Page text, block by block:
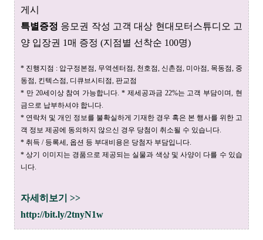
게시
특별증정 응모권 작성 고객 대상 현대모터스튜디오 고
양 입장권 1매 증정 (지점별 선착순 100명)
* 진행지점 : 압구정본점, 무역센터점, 천호점, 신촌점, 미아점, 목동점, 중
동점, 킨텍스점, 디큐브시티점, 판교점
* 만 20세이상 참여 가능합니다. * 제세공과금 22%는 고객 부담이며, 현
금으로 납부하셔야 합니다.
* 연락처 및 개인 정보를 불확실하게 기재한 경우 혹은 본 행사를 위한 고
객 정보 제공에 동의하지 않으신 경우 당첨이 취소될 수 있습니다.
* 취득 / 등록세, 옵션 등 부대비용은 당첨자 부담입니다.
* 상기 이미지는 경품으로 제공되는 실물과 색상 및 사양이 다를 수 있습
니다.
자세히보기 >>
http://bit.ly/2tnyN1w